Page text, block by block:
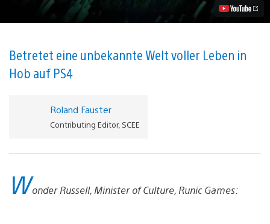
Torchlight
Team
Betretet eine unbekannte Welt voller Leben in
Hob auf PS4
Roland Fauster
Contributing Editor, SCEE
Wonder Russell, Minister of Culture, Runic Games: